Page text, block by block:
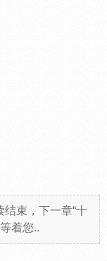
结束，下一章“十
着您..